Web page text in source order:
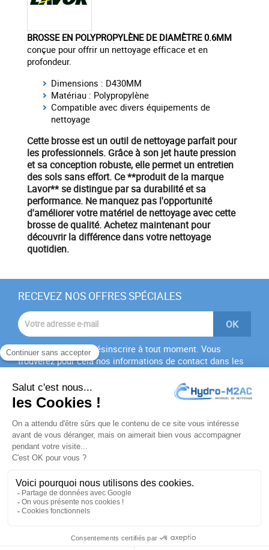
BROSSE EN POLYPROPYLÈNE DE DIAMÈTRE 0.6MM
conçue pour offrir un nettoyage efficace et en
profondeur.
Dimensions : D430MM
Matériau : Polypropylène
Compatible avec divers équipements de
nettoyage
Cette brosse est un outil de nettoyage parfait pour
les professionnels. Grâce à son jet haute pression
et sa conception robuste, elle permet unentretien
des solssans effort. Ce **produit de la marque
Lavor** se distingue par sa durabilité et sa
performance. Ne manquez pas l'opportunité
d'améliorer votrematérielde nettoyage avec cette
brosse de qualité.Achetez maintenantpour
découvrir la différence dans votre nettoyage
quotidien.
RECEVEZ NOS OFFRES SPÉCIALES
Vous pouvez vous désinscrire à tout moment. Vous
trouverez pour cela nos informations de contact dans les
J'accepte lesconditions générales
politique de
confidentialité
PRODUITS
NOTRE SOCIÉTÉ
VOTRE COMPTE